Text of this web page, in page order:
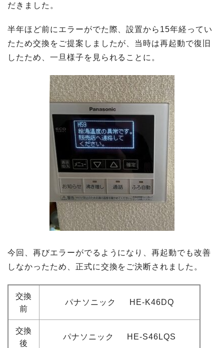
だきました。
半年ほど前にエラーがでた際、設置から15年経ってい
たため交換をご提案しましたが、当時は再起動で復旧
したため、一旦様子を見られることに。
今回、再びエラーがでるようになり、再起動でも改善
しなかったため、正式に交換をご決断されました。
交換
前
パナソニック HE-K46DQ
交換
後
パナソニック HE-S46LQS